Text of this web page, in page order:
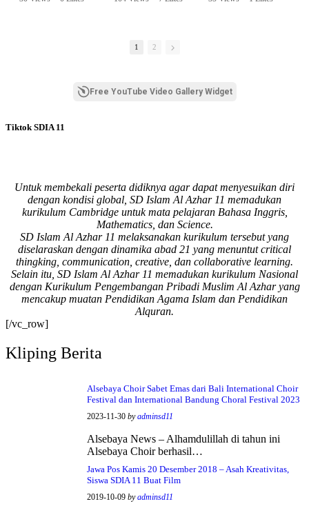
amanah.
mencetak pemimpin-
bertanggung jawab,
Bismillah, semoga
setiap langkah
menjadi ladang
#SDIAIAzhar11Surab
aya #DiklatTakmir
#PemimpinMuda
#Berakhlak Mulia
#surabaya #sekolah
#sekolahsurabaya
1 2
Free YouTube Video Gallery Widget
Tiktok SDIA 11
Untuk membekali peserta didiknya agar dapat menyesuikan diri
dengan kondisi global, SD Islam Al Azhar 11 memadukan
kurikulum Cambridge untuk mata pelajaran Bahasa Inggris,
Mathematics, dan Science.
SD Islam Al Azhar 11 melaksanakan kurikulum tersebut yang
diselaraskan dengan dinamika abad 21 yang menuntut critical
thingking, communication, creative, dan collaborative learning.
Selain itu, SD Islam Al Azhar 11 memadukan kurikulum Nasional
dengan Kurikulum Pengembangan Pribadi Muslim Al Azhar yang
mencakup muatan Pendidikan Agama Islam dan Pendidikan
Alquran.
[/vc_row]
Kliping Berita
Alsebaya Choir Sabet Emas dari Bali International Choir
Festival dan International Bandung Choral Festival 2023
2023-11-30 byadminsd11
Alsebaya News – Alhamdulillah di tahun ini
Alsebaya Choir berhasil…
Jawa Pos Kamis 20 Desember 2018 – Asah Kreativitas,
Siswa SDIA 11 Buat Film
2019-10-09 byadminsd11